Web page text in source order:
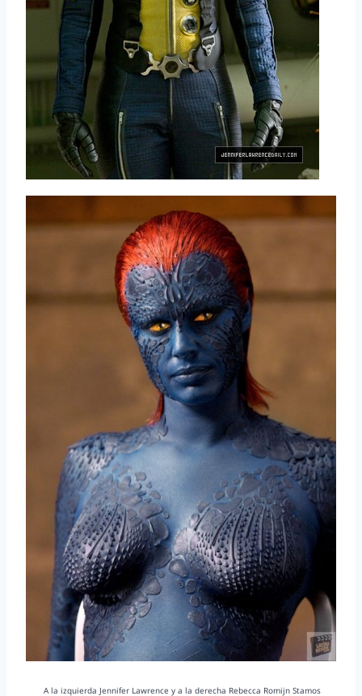
A la izquierda Jennifer Lawrence y a la derecha Rebecca Romijn Stamos